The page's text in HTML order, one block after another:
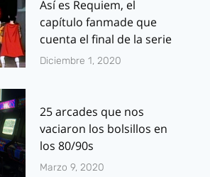
Así es Requiem, el
capítulo fanmade que
cuenta el final de la serie
Diciembre 1, 2020
25 arcades que nos
vaciaron los bolsillos en
los 80/90s
Marzo 9, 2020